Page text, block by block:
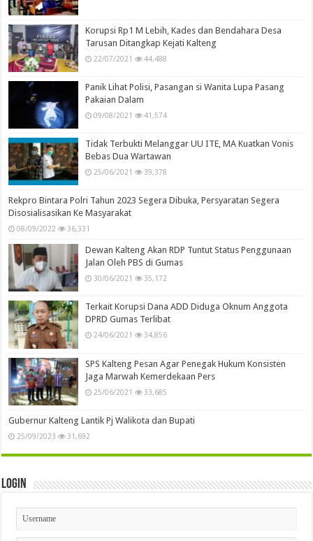
Korupsi Rp1 M Lebih, Kades dan Bendahara Desa
Tarusan Ditangkap Kejati Kalteng
22/07/2021 44,488
Panik Lihat Polisi, Pasangan si Wanita Lupa Pasang
Pakaian Dalam
09/08/2021 41,574
Tidak Terbukti Melanggar UU ITE, MA Kuatkan Vonis
Bebas Dua Wartawan
25/06/2021 39,378
Rekpro Bintara Polri Tahun 2023 Segera Dibuka, Persyaratan Segera
Disosialisasikan Ke Masyarakat
08/09/2022 36,331
Dewan Kalteng Akan RDP Tuntut Status Penggunaan
Jalan Oleh PBS di Gumas
30/06/2021 35,172
Terkait Korupsi Dana ADD Diduga Oknum Anggota
DPRD Gumas Terlibat
24/06/2021 34,856
SPS Kalteng Pesan Agar Penegak Hukum Konsisten
Jaga Marwah Kemerdekaan Pers
25/06/2021 33,685
Gubernur Kalteng Lantik Pj Walikota dan Bupati
25/09/2023 31,692
Login